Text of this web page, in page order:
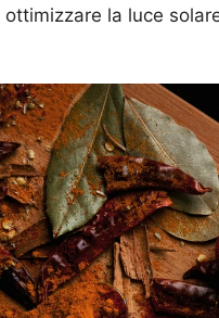
la luce